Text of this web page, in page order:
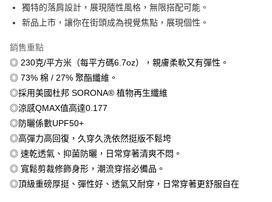
國泰世華商業銀行
兆豐國際商業銀行
臺灣中小企業銀行
台中商業銀行
聯邦商業銀行
元大商業銀行
永豐商業銀行
台新國際商業銀行
台灣樂天信用卡公司
上海商業儲蓄銀行
台北富邦商業銀行
國泰世華商業銀行
兆豐國際商業銀行
匯豐（台灣）商業銀行
聯邦商業銀行
遠東國際商業銀行
元大商業銀行
玉山商業銀行
星展（台灣）商業銀行
台灣樂天信用卡公司
合作金庫商業銀行
第一商業銀行
上海商業儲蓄銀行
台北富邦商業銀行
國泰世華商業銀行
臺灣中小企業銀行
匯豐（台灣）商業銀行
華泰商業銀行
聯邦商業銀行
元大商業銀行
永豐商業銀行
玉山商業銀行
台新國際商業銀行
超商取貨付款
LINE Pay
Apple Pay
街口支付
悠遊付
Google Pay
全盈+PAY
大哥付你分期
相關說明
獨特的落肩設計，展現隨性風格，無限搭配可能。
新品上市，讓你在街頭成為視覺焦點，展現個性。
銷售重點
◎ 230克/平方米（每平方碼6.7oz），親膚柔軟又有彈性。
◎ 73% 棉 / 27% 聚酯纖維。
◎採用美國杜邦 SORONA® 植物再生纖維
◎涼感QMAX值高達0.177
◎防曬係數UPF50+
◎高彈力高回復，久穿久洗依然挺版不鬆垮
◎ 速乾透氣、抑菌防曬，日常穿著清爽不悶。
◎ 寬鬆剪裁修飾身形，潮流穿搭必備品。
◎頂級重磅厚挺、彈性好、透氣又耐穿，日常穿著更舒服自在